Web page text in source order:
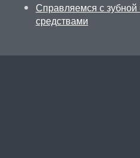
Справляемся с
средствами